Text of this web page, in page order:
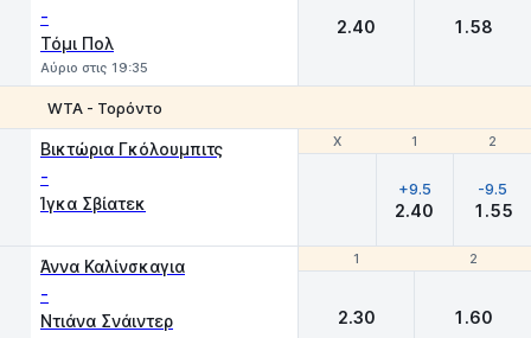
-
Τόμι Πολ
Αύριο στις 19:35
2.40 1.58
WTA - Τορόντο
Χ 1 2
Βικτώρια Γκόλουμπιτς
-
Ίγκα Σβίατεκ
Χ 1 2
+9.5
2.40
-9.5
1.55
1 2
Άννα Καλίνσκαγια
-
Ντιάνα Σνάιντερ
1 2
2.30 1.60